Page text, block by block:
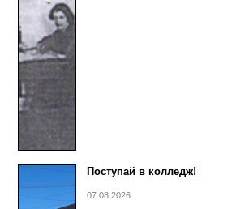
Поступай в колледж!
07.08.2026